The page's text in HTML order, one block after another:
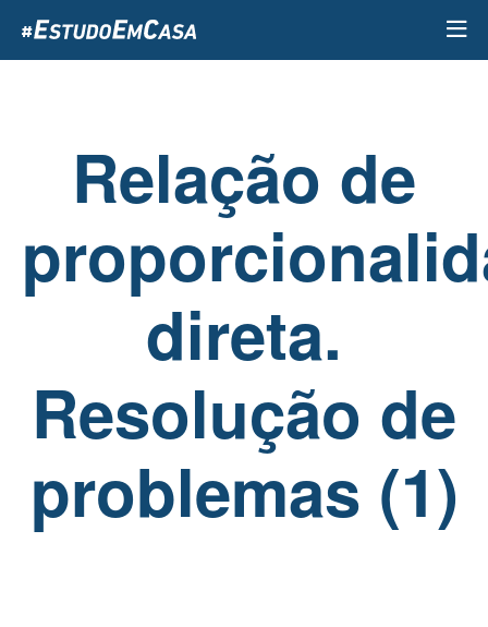
para
o
Relação de
direta.
Resolução de
problemas (1)